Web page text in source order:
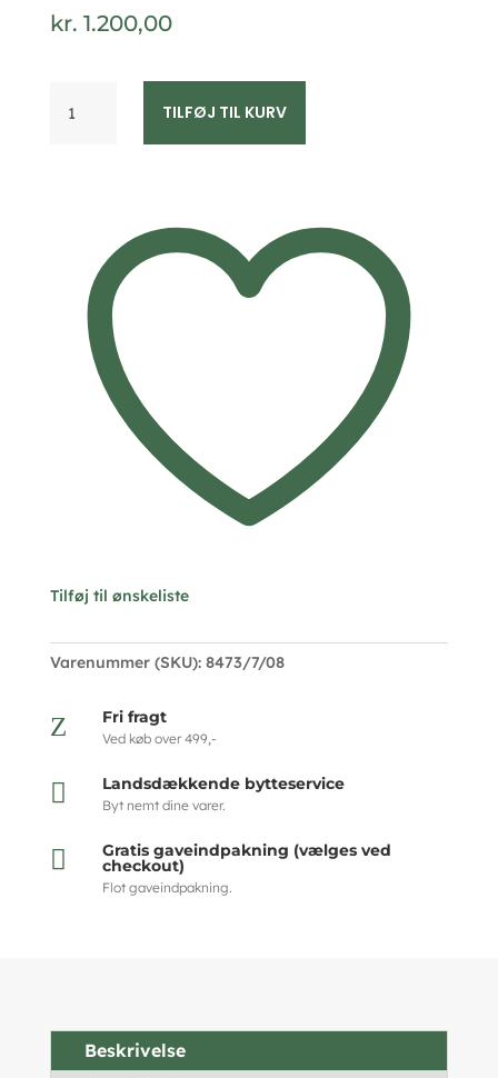
kr. 1.200,00
med
dråbevedhæng
Design
TILFØJ TIL KURV
Tilføj til ønskeliste
Varenummer (SKU): 8473/7/08
Z Fri fragt
Ved køb over 499,-
 Landsdækkende bytteservice
Byt nemt dine varer.
 Gratis gaveindpakning (vælges ved
checkout)
Flot gaveindpakning.
Beskrivelse